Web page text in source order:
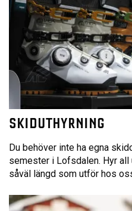
SKIDUTHYRNING
Du behöver inte ha egna
semester i Lofsdalen. Hyr
såväl längd som utför hos